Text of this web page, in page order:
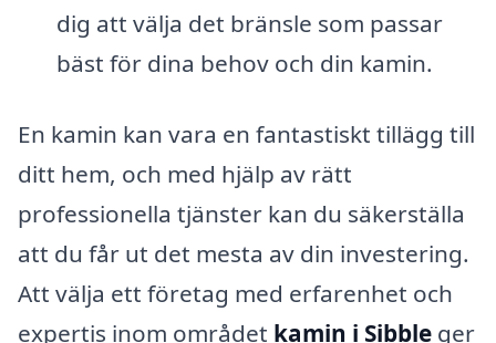
dig att välja det bränsle som passar
bäst för dina behov och din kamin.
En kamin kan vara en fantastiskt tillägg till
ditt hem, och med hjälp av rätt
professionella tjänster kan du säkerställa
att du får ut det mesta av din investering.
Att välja ett företag med erfarenhet och
expertis inom området kamin i Sibble ger